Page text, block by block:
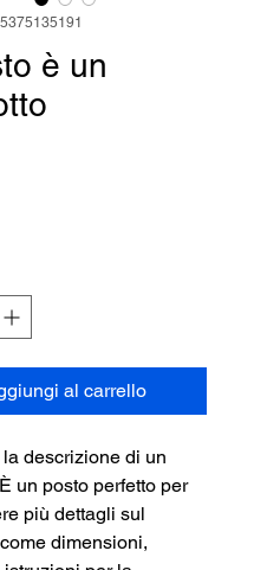
è un
al carrello
descrizione di un
un posto perfetto per
più dettagli sul
dimensioni,